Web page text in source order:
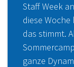
Staff Week
diese
das stimmt.
ganze